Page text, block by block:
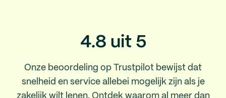
4.8 uit 5
Onze beoordeling op Trustpilot bewijst dat
snelheid en service allebei mogelijk zijn als je
zakelijk wilt lenen. Ontdek waarom al meer dan